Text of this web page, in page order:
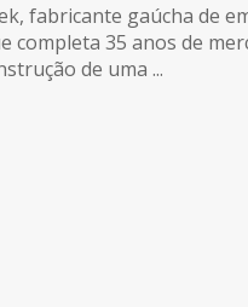
fabricante gaúcha de
completa 35 anos de
de uma ...